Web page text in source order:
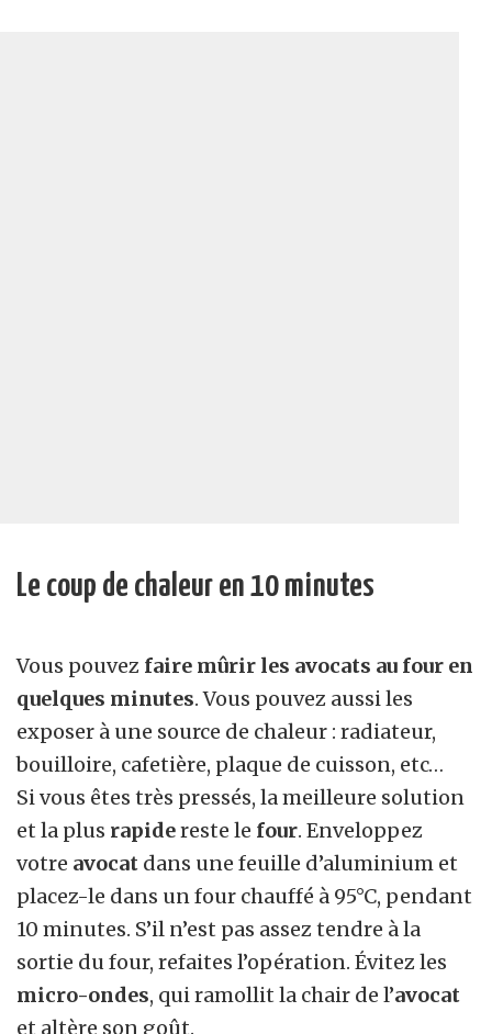
Le coup de chaleur en 10 minutes
Vous pouvez faire mûrir les avocats au four en
quelques minutes. Vous pouvez aussi les
exposer à une source de chaleur : radiateur,
bouilloire, cafetière, plaque de cuisson, etc…
Si vous êtes très pressés, la meilleure solution
et la plus rapidereste le four. Enveloppez
votre avocat dans une feuille d’aluminium et
placez-le dans un four chauffé à 95°C, pendant
10 minutes. S’il n’est pas assez tendre à la
sortie du four, refaites l’opération. Évitez les
micro-ondes, qui ramollit la chair de l’avocat
et altère son goût.